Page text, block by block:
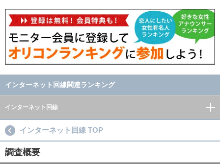
インターネット回線関連ランキング
インターネット回線
インターネット回線 TOP
調査概要